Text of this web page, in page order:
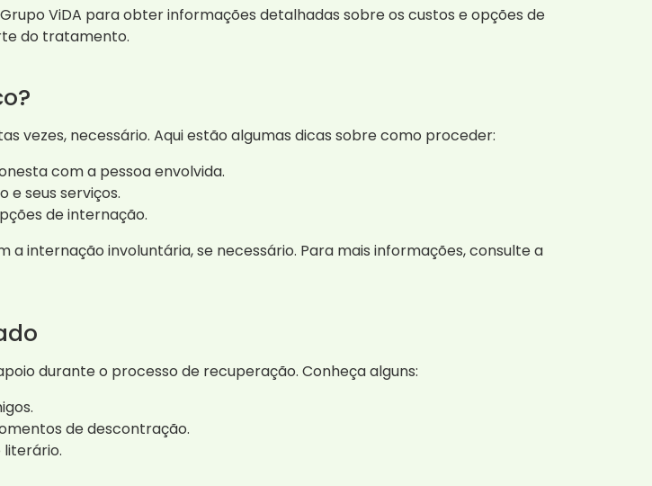
ViDA para obter informações detalhadas sobre os custos e opções de
do tratamento.
vezes, necessário. Aqui estão algumas dicas sobre como proceder:
com a pessoa envolvida.
e seus serviços.
de internação.
internação involuntária, se necessário. Para mais informações, consulte a
durante o processo de recuperação. Conheça alguns:
de descontração.